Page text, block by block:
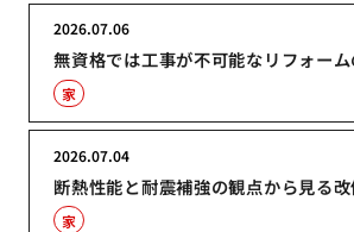
無資格では工事が不可能なリフォー
2026.07.06
家
断熱性能と耐震補強の観点から見る
2026.07.04
家